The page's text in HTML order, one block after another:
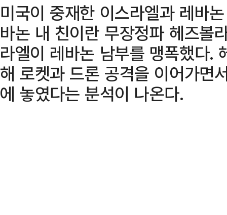
미국이 중재한 이스라엘과 레바
바논 내 친이란 무장정파 헤즈볼
라엘이 레바논 남부를 맹폭했다.
해 로켓과 드론 공격을 이어가면
에 놓였다는 분석이 나온다.